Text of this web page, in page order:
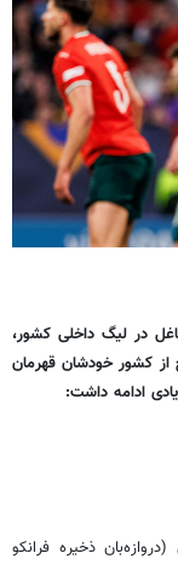
در لیگ داخلی کشور،
بازیکن خارج از کشور خودشان قهرمان
ادامه داشت:
یک بازیکن (دروازه‌بان ذخیره فرانکو